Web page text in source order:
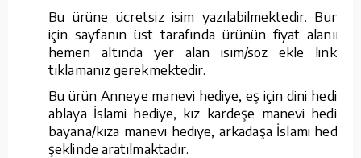
Bu ürüne ücretsiz isim yazılabilmektedir. Bunun
için sayfanın üst tarafında ürünün fiyat alanının
hemen altında yer alan isim/söz ekle linkine
tıklamanız gerekmektedir.
Bu ürün Anneye manevi hediye, eş için dini hediye,
ablaya İslami hediye, kız kardeşe manevi hediye,
bayana/kıza manevi hediye, arkadaşa İslami hediye
şeklinde aratılmaktadır.